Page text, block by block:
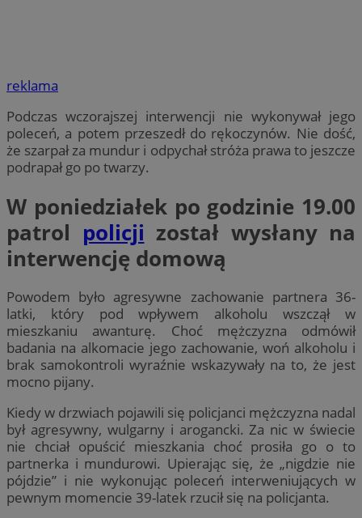
reklama
Podczas wczorajszej interwencji nie wykonywał jego
poleceń, a potem przeszedł do rękoczynów. Nie dość,
że szarpał za mundur i odpychał stróża prawa to jeszcze
podrapał go po twarzy.
W poniedziałek po godzinie 19.00
patrol policji został wysłany na
interwencję domową
Powodem było agresywne zachowanie partnera 36-
latki, który pod wpływem alkoholu wszczął w
mieszkaniu awanturę. Choć mężczyzna odmówił
badania na alkomacie jego zachowanie, woń alkoholu i
brak samokontroli wyraźnie wskazywały na to, że jest
mocno pijany.
Kiedy w drzwiach pojawili się policjanci mężczyzna nadal
był agresywny, wulgarny i arogancki. Za nic w świecie
nie chciał opuścić mieszkania choć prosiła go o to
partnerka i mundurowi. Upierając się, że „nigdzie nie
pójdzie” i nie wykonując poleceń interweniujących w
pewnym momencie 39-latek rzucił się na policjanta.